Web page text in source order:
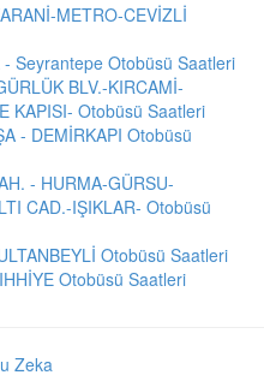
METRO-CEVİZLİ
Seyrantepe Otobüsü Saatleri
BLV.-KIRCAMİ-
KAPISI- Otobüsü Saatleri
- DEMİRKAPI Otobüsü
- HURMA-GÜRSU-
CAD.-IŞIKLAR- Otobüsü
Otobüsü Saatleri
Otobüsü Saatleri
Zeka